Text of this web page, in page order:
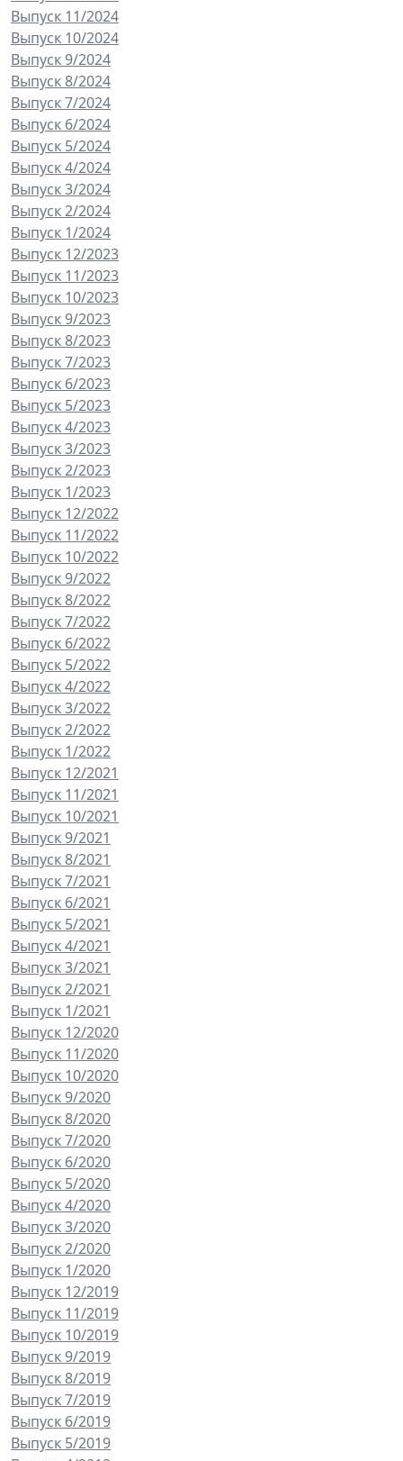
Выпуск 11/2024
Выпуск 10/2024
Выпуск 9/2024
Выпуск 8/2024
Выпуск 7/2024
Выпуск 6/2024
Выпуск 5/2024
Выпуск 4/2024
Выпуск 3/2024
Выпуск 2/2024
Выпуск 1/2024
Выпуск 12/2023
Выпуск 11/2023
Выпуск 10/2023
Выпуск 9/2023
Выпуск 8/2023
Выпуск 7/2023
Выпуск 6/2023
Выпуск 5/2023
Выпуск 4/2023
Выпуск 3/2023
Выпуск 2/2023
Выпуск 1/2023
Выпуск 12/2022
Выпуск 11/2022
Выпуск 10/2022
Выпуск 9/2022
Выпуск 8/2022
Выпуск 7/2022
Выпуск 6/2022
Выпуск 5/2022
Выпуск 4/2022
Выпуск 3/2022
Выпуск 2/2022
Выпуск 1/2022
Выпуск 12/2021
Выпуск 11/2021
Выпуск 10/2021
Выпуск 9/2021
Выпуск 8/2021
Выпуск 7/2021
Выпуск 6/2021
Выпуск 5/2021
Выпуск 4/2021
Выпуск 3/2021
Выпуск 2/2021
Выпуск 1/2021
Выпуск 12/2020
Выпуск 11/2020
Выпуск 10/2020
Выпуск 9/2020
Выпуск 8/2020
Выпуск 7/2020
Выпуск 6/2020
Выпуск 5/2020
Выпуск 4/2020
Выпуск 3/2020
Выпуск 2/2020
Выпуск 1/2020
Выпуск 12/2019
Выпуск 11/2019
Выпуск 10/2019
Выпуск 9/2019
Выпуск 8/2019
Выпуск 7/2019
Выпуск 6/2019
Выпуск 5/2019